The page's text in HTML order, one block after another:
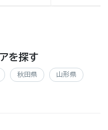
を探す
秋田県 山形県